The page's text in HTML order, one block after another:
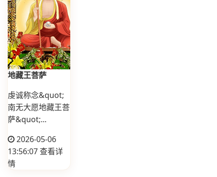
地藏王菩萨
虔诚称念&quot;
南无大愿地藏王菩
萨&quot;...
2026-05-06
13:56:07查看详
情